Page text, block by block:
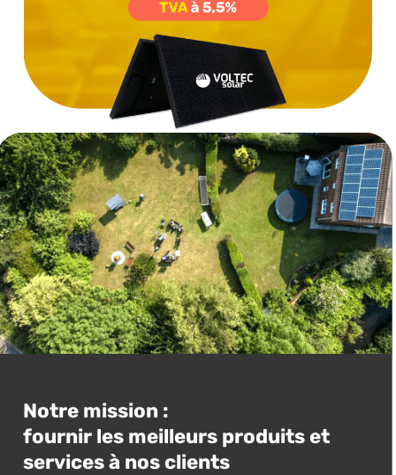
Notre mission :
fournir les meilleurs produits et
services à nos clients